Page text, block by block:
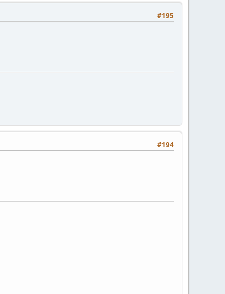
#195
#194